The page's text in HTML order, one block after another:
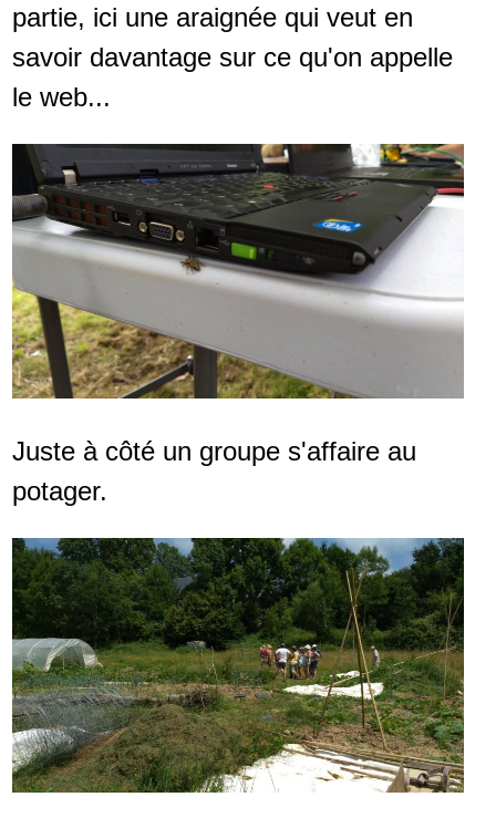
partie, ici une araignée qui veut en
savoir davantage sur ce qu'on appelle
le web...
Juste à côté un groupe s'affaire au
potager.